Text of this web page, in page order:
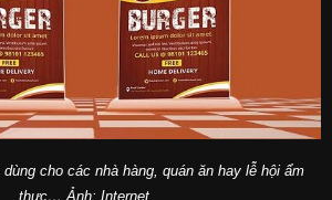
cho các nhà hàng, quán ăn hay lễ hội ẩm
thực… Ảnh: Internet